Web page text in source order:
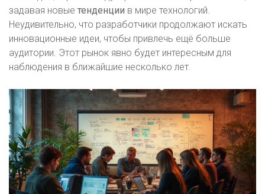
задавая новые тенденции в мире технологий.
Неудивительно, что разработчики продолжают искать
инновационные идеи, чтобы привлечь ещё больше
аудитории. Этот рынок явно будет интересным для
наблюдения в ближайшие несколько лет.